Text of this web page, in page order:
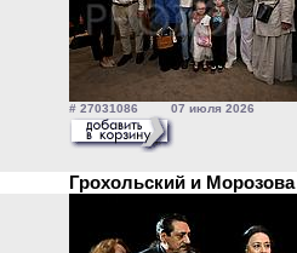
# 27031086 07 июля 2026
Грохольский и Морозова